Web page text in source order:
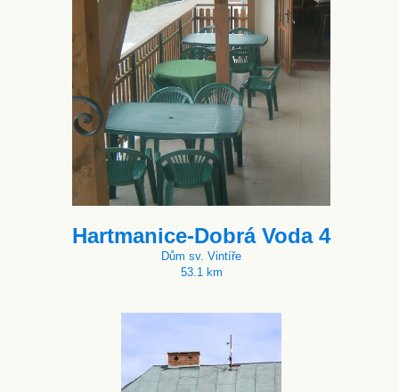
Hartmanice-Dobrá Voda 4
Dům sv. Vintíře
53.1 km